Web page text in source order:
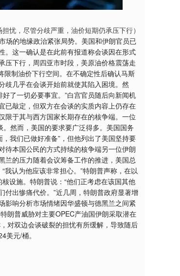
忧，尽管分歧严重，油价短期仍承压下行）
的地缘政治紧张局势。美国和伊朗官员已
。这一确认是在此前有报道称会谈因在形式
压下行，周四亚市时段，美原油价格震荡走
制油价下行空间。在不确定性后确认马斯
歧几乎在会谈开始前就使其陷入困境。然
了一切必要事宜。”白宫官员随后向新闻机
已敲定，但双方在会谈的实质内容上仍存在
限于其与西方国家长期存在的核争端。一位
然而，美国的要求要广泛得多。美国国务
我们已做好准备”，但他列出了美国坚持要
待本国公民的方式持续的核争端另一位伊朗
兰的压力随着会议筹备工作的推进，美国总
我认为他应该非常担心。”特朗普声称，在以
设施。特朗普说：“他们正考虑在该国其他
出惨痛代价。”近几周，特朗普政府显著增
影响分析市场情绪因华盛顿与德黑兰之间紧
朗普威胁对主要OPEC产油国伊朗采取潜在
对双边会谈破裂的担忧有所缓解，导致随后
美元/桶。